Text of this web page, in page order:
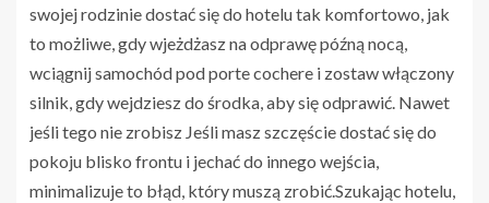
swojej rodzinie dostać się do hotelu tak komfortowo, jak
to możliwe, gdy wjeżdżasz na odprawę późną nocą,
wciągnij samochód pod porte cochere i zostaw włączony
silnik, gdy wejdziesz do środka, aby się odprawić. Nawet
jeśli tego nie zrobisz Jeśli masz szczęście dostać się do
pokoju blisko frontu i jechać do innego wejścia,
minimalizuje to błąd, który muszą zrobić.Szukając hotelu,